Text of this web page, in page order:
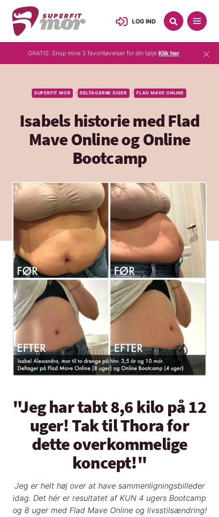
LOG IND
GRATIS: Snup mine 3 favoritøvelser for din talje Klik her ×
SUPERFIT MOR / DELTAGERNE SIGER / FLAD MAVE ONLINE
Isabels historie med Flad
Mave Online og Online
Bootcamp
"Jeg har tabt 8,6 kilo på 12
uger! Tak til Thora for
dette overkommelige
koncept!"
Jeg er helt høj over at have sammenligningsbilleder
idag. Det hér er resultatet af KUN 4 ugers Bootcamp
og 8 uger med Flad Mave Online og livsstilsændring!